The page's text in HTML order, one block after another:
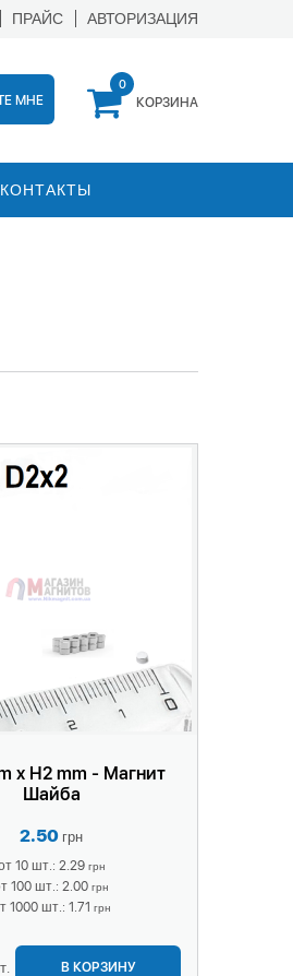
ПРАЙС АВТОРИЗАЦИЯ
МНЕ
0
КОРЗИНА
КОНТАКТЫ
x H2 mm - Магнит
Шайба
2.50 грн
10 шт.: 2.29 грн
100 шт.: 2.00 грн
1000 шт.: 1.71 грн
В КОРЗИНУ